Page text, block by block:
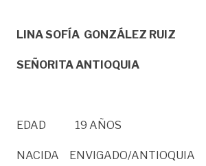
LINA SOFÍA GONZÁLEZ RUIZ
SEÑORITA ANTIOQUIA
EDAD 19 AÑOS
NACIDA ENVIGADO/ANTIOQUIA